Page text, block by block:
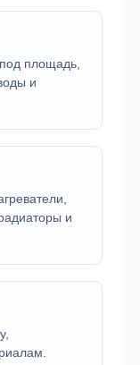
площадь,
и
и